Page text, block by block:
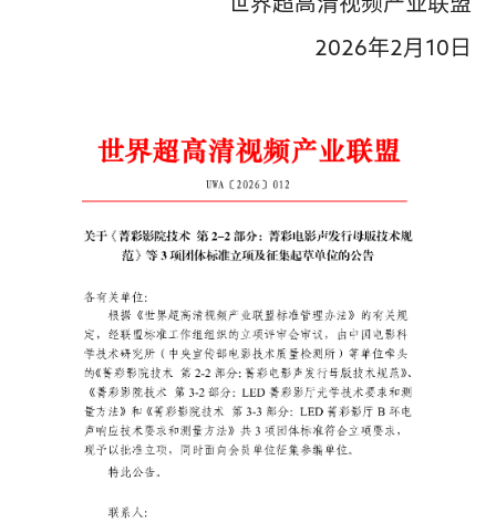
2026年2 月 10 日